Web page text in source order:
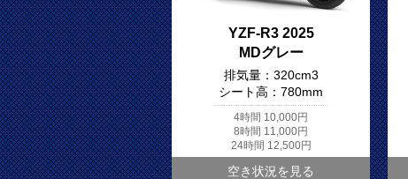
YZF-R3 2025
MDグレー
排気量： 320cm3
シート高： 780mm
4時間 10,000円
8時間 11,000円
24時間 12,500円
空き状況を見る